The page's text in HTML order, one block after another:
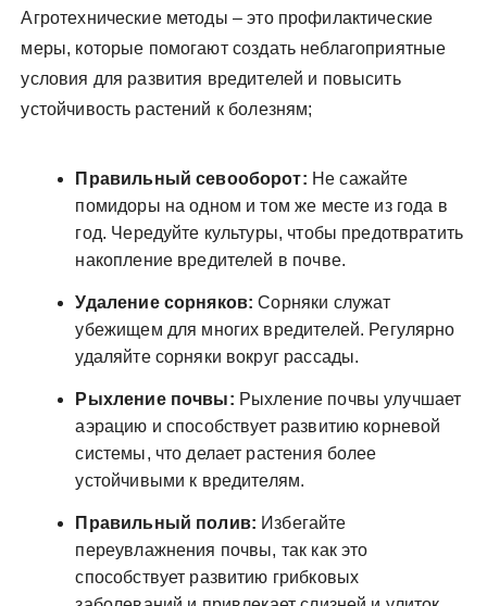
Агротехнические методы – это профилактические
меры, которые помогают создать неблагоприятные
условия для развития вредителей и повысить
устойчивость растений к болезням;
Правильный севооборот: Не сажайте
помидоры на одном и том же месте из года в
год. Чередуйте культуры, чтобы предотвратить
накопление вредителей в почве.
Удаление сорняков: Сорняки служат
убежищем для многих вредителей. Регулярно
удаляйте сорняки вокруг рассады.
Рыхление почвы: Рыхление почвы улучшает
аэрацию и способствует развитию корневой
системы, что делает растения более
устойчивыми к вредителям.
Правильный полив: Избегайте
переувлажнения почвы, так как это
способствует развитию грибковых